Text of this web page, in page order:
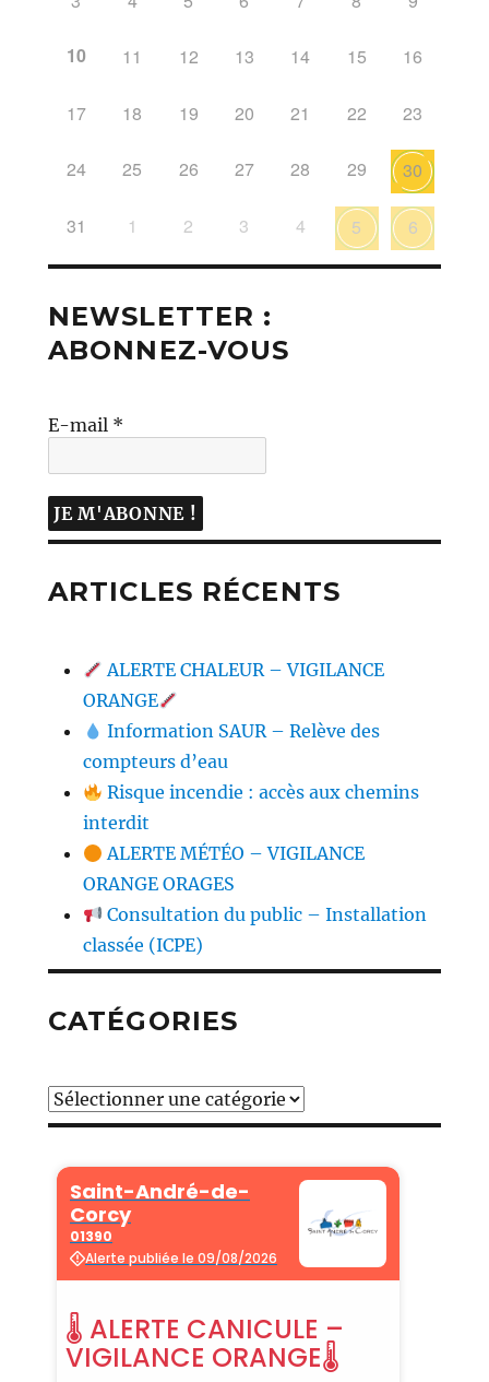
10 11 12 13 14 15 16
17 18 19 20 21 22 23
24 25 26 27 28 29 30
31 1 2 3 4 5 6
NEWSLETTER :
ABONNEZ-VOUS
E-mail *
ARTICLES RÉCENTS
ALERTE CHALEUR – VIGILANCE
ORANGE
Information SAUR – Relève des
compteurs d’eau
Risque incendie : accès aux chemins
interdit
ALERTE MÉTÉO – VIGILANCE
ORANGE ORAGES
Consultation du public – Installation
classée (ICPE)
CATÉGORIES
Catégories